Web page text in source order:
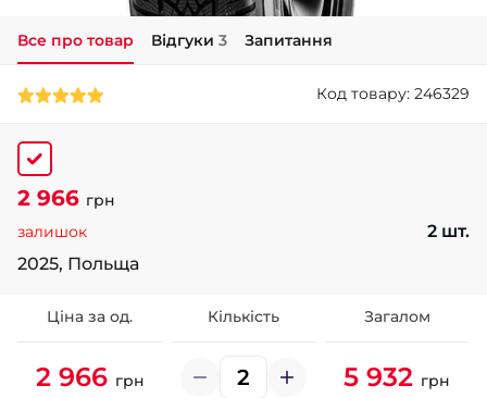
+38 (050)-911-911-2
+38 (099)-643-33-77
Все про товар Відгуки 3 Запитання
Код товару: 246329
2 966 грн
залишок
2 шт.
2025, Польща
Ціна за од. Кількість Загалом
2 966 грн 5 932 грн